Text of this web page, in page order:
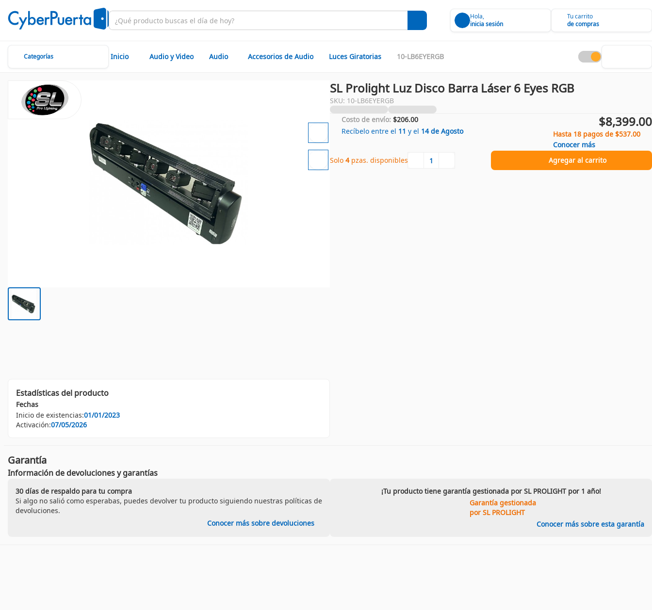
Hola,
inicia sesión
Tu carrito
de compras
Categorías Inicio Audio y Video Audio Accesorios de Audio Luces Giratorias 10-LB6EYERGB
Estadísticas del producto
Fechas
Inicio de existencias:01/01/2023
Activación:07/05/2026
SL Prolight Luz Disco Barra Láser 6 Eyes RGB
SKU: 10-LB6EYERGB
Costo de envío: $206.00
Recíbelo entre el 11 y el 14 de Agosto
$8,399.00
Hasta 18 pagos de $537.00
Conocer más
Solo 4 pzas. disponibles Agregar al carrito
Garantía
Información de devoluciones y garantías
30 días de respaldo para tu compra
Si algo no salió como esperabas, puedes devolver tu producto siguiendo nuestras políticas de
devoluciones.
Conocer más sobre devoluciones
¡Tu producto tiene garantía gestionada por SL PROLIGHT por 1 año!
Garantía gestionada
por SL PROLIGHT
Conocer más sobre esta garantía